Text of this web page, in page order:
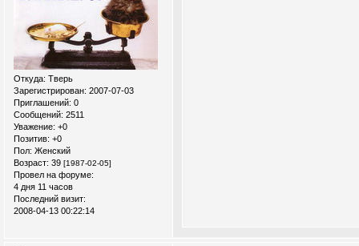
Откуда: Тверь
Зарегистрирован: 2007-07-03
Приглашений: 0
Сообщений: 2511
Уважение: +0
Позитив: +0
Пол: Женский
Возраст: 39 [1987-02-05]
Провел на форуме:
4 дня 11 часов
Последний визит:
2008-04-13 00:22:14